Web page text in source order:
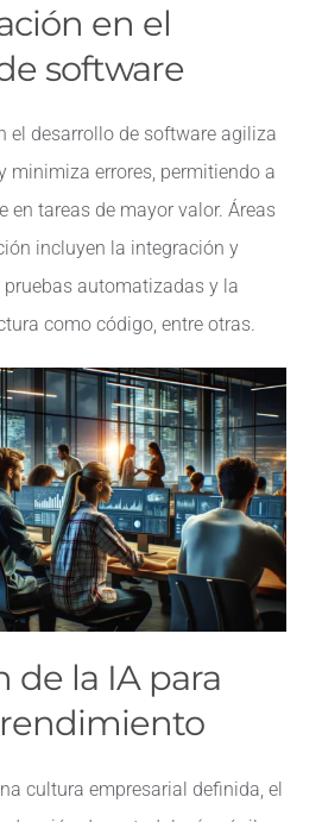
en el
software
el desarrollo de software agiliza
minimiza errores, permitiendo a
en tareas de mayor valor. Áreas
incluyen la integración y
automatizadas y la
como código, entre otras.
de la IA para
cultura empresarial definida, el